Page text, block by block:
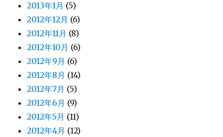
2013年1月 (5)
2012年12月 (6)
2012年11月 (8)
2012年10月 (6)
2012年9月 (6)
2012年8月 (14)
2012年7月 (5)
2012年6月 (9)
2012年5月 (11)
2012年4月 (12)